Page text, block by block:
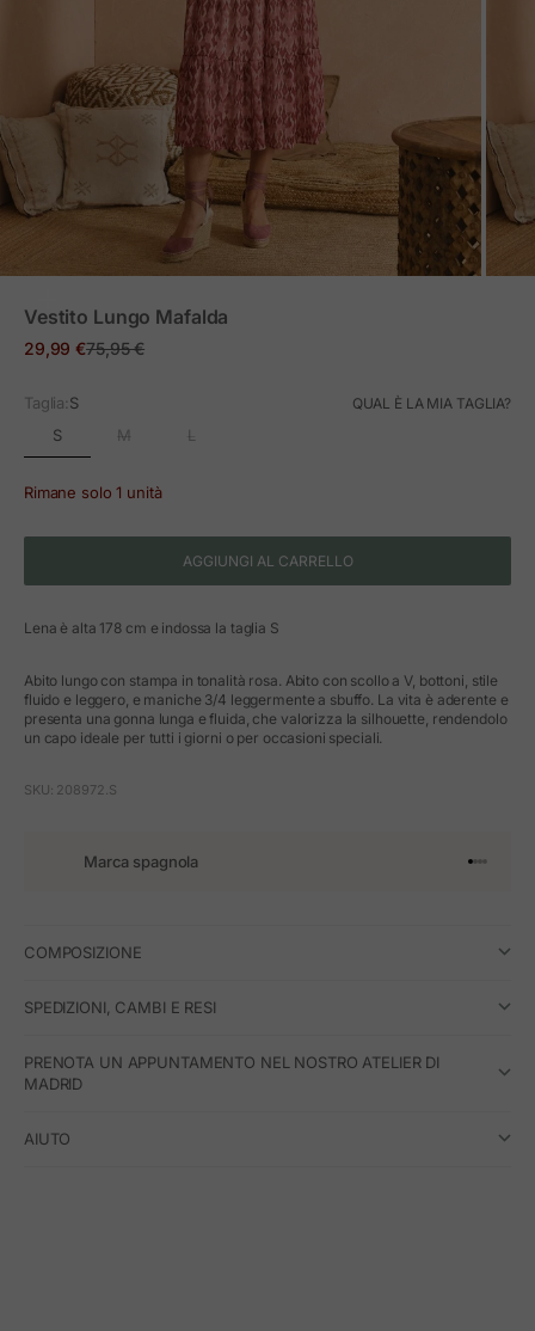
Vestito Lungo Mafalda
Prezzo in offerta
29,99 €Prezzo normale
75,95 €
Taglia:S QUAL È LA MIA TAGLIA?
S M L
Rimane solo 1 unità
AGGIUNGI AL CARRELLO
Lena è alta 178 cm e indossa la taglia S
Abito lungo con stampa in tonalità rosa. Abito con scollo a V, bottoni, stile
fluido e leggero, e maniche 3/4 leggermente a sbuffo. La vita è aderente e
presenta una gonna lunga e fluida, che valorizza la silhouette, rendendolo
un capo ideale per tutti i giorni o per occasioni speciali.
SKU: 208972.S
Marca spagnola Vai
Vai
Vai
Vai
COMPOSIZIONE
SPEDIZIONI, CAMBI E RESI
PRENOTA UN APPUNTAMENTO NEL NOSTRO ATELIER DI
MADRID
AIUTO